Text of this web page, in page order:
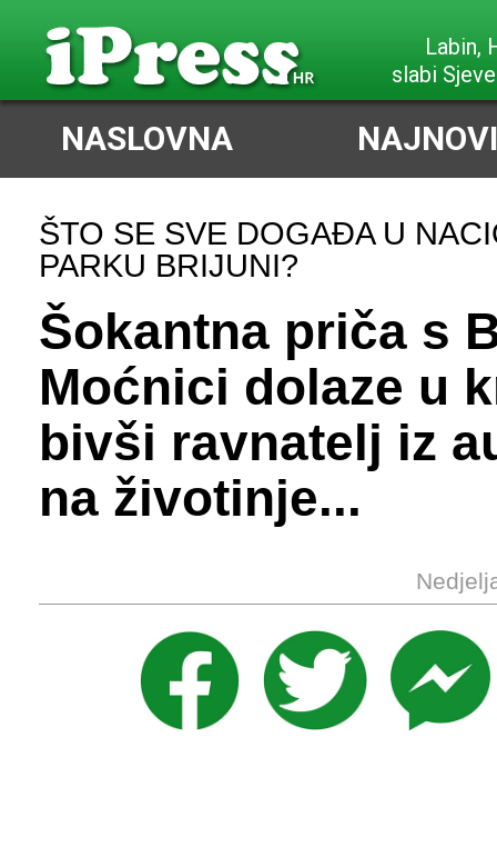
Labin,
slabi
NASLOVNA
ŠTO SE SVE DOGAĐA U
PARKU BRIJUNI?
Šokantna priča s
Moćnici dolaze u
bivši ravnatelj iz
na životinje...